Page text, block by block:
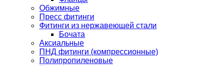
Обжимные
Пресс фитинги
Фитинги из нержавеющей стали
Бочата
Аксиальные
ПНД фитинги (компрессионные)
Полипропиленовые